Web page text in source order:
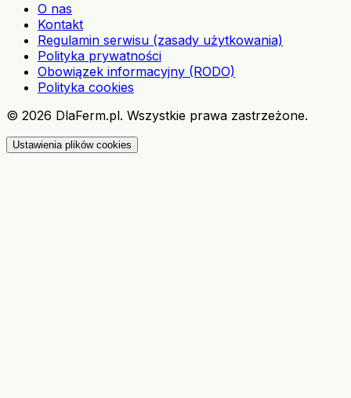
O nas
Kontakt
Regulamin serwisu (zasady użytkowania)
Polityka prywatności
Obowiązek informacyjny (RODO)
Polityka cookies
© 2026 DlaFerm.pl. Wszystkie prawa zastrzeżone.
Ustawienia plików cookies